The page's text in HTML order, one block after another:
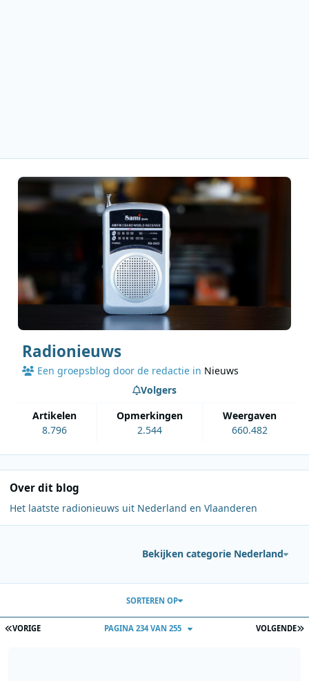
Radionieuws
Een groepsblog door de redactie in Nieuws
artikelen
8.796
opmerkingen
2.544
weergaven
660.482
Volgers
Over dit blog
Het laatste radionieuws uit Nederland en Vlaanderen
Bekijken categorie Nederland
EERSTE PAGINA
VORIGE VOLGENDE
PAGINA 234 VAN 255
SORTEREN OP